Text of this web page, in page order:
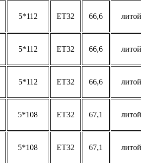
5*112 ET32 66,6 литой
5*112 ET32 66,6 литой
5*112 ET32 66,6 литой
5*108 ET32 67,1 литой
5*108 ET32 67,1 литой